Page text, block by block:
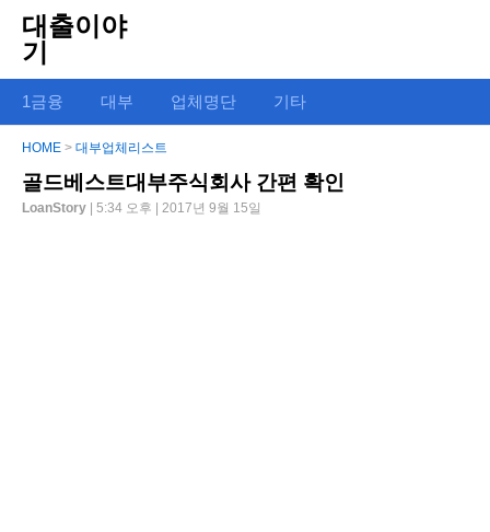
대출이야
기
1금융 대부 업체명단 기타
HOME > 대부업체리스트
골드베스트대부주식회사 간편 확인
LoanStory | 5:34 오후 | 2017년 9월 15일